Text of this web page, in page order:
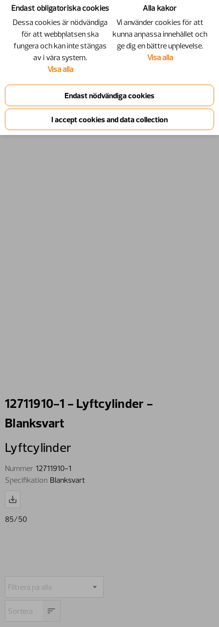
12711910-1 - Lyftcylinder -
Blanksvart
Lyftcylinder
Nummer 12711910-1
Specifikation Blanksvart
85/50
Endast obligatoriska cookies
Dessa cookies är nödvändiga
för att webbplatsen ska
fungera och kan inte stängas
av i våra system.
Visa alla
Alla kakor
Vi använder cookies för att
kunna anpassa innehållet och
ge dig en bättre upplevelse.
Visa alla